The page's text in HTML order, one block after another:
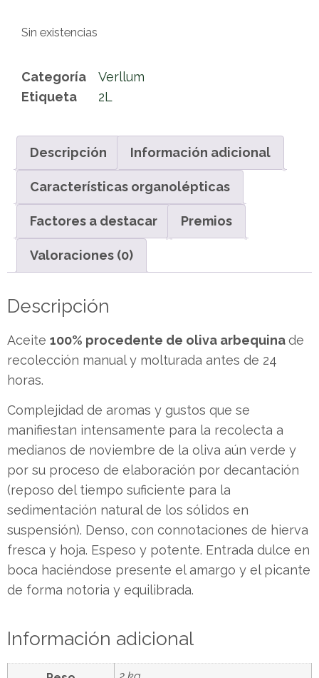
Sin existencias
Categoría
Verllum
Etiqueta
2L
Descripción Información adicional
Características organolépticas
Factores a destacar Premios
Valoraciones (0)
Descripción
Aceite 100% procedente de oliva arbequinade
recolección manual y molturada antes de 24
horas.
Complejidad de aromas y gustos que se
manifiestan intensamente para la recolecta a
medianos de noviembre de la oliva aún verde y
por su proceso de elaboración por decantación
(reposo del tiempo suficiente para la
sedimentación natural de los sólidos en
suspensión). Denso, con connotaciones de hierva
fresca y hoja. Espeso y potente. Entrada dulce en
boca haciéndose presente el amargo y el picante
de forma notoria y equilibrada.
Información adicional